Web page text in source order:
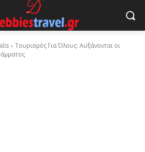
Τουρισμός Για Όλους: Αυξάνονται οι